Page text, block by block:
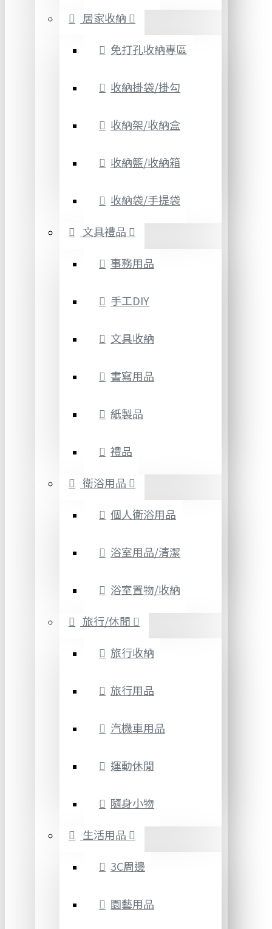
居家收納
免打孔收納專區
收納掛袋/掛勾
收納架/收納盒
收納籃/收納箱
收納袋/手提袋
文具禮品
事務用品
手工DIY
文具收納
書寫用品
紙製品
禮品
衛浴用品
個人衛浴用品
浴室用品/清潔
浴室置物/收納
旅行/休閒
旅行收納
旅行用品
汽機車用品
運動休閒
隨身小物
生活用品
3C周邊
園藝用品